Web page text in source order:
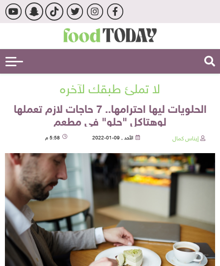
لا تملئ طبقك لآخره
الحلويات ليها احترامها.. 7 حاجات لازم تعملها
لوهتاكل "حلو" في مطعم
إيناس كمال الأحد , 09-01-2022 5:58 م